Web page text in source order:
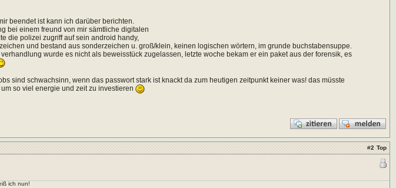
beendet ist kann ich darüber berichten.
bei einem freund von mir sämtliche digitalen
die polizei zugriff auf sein android handy,
und bestand aus sonderzeichen u. groß/klein, keinen logischen wörtern, im grunde buchstabensuppe.
wurde es nicht als beweisstück zugelassen, letzte woche bekam er ein paket aus der forensik, es
sind schwachsinn, wenn das passwort stark ist knackt da zum heutigen zeitpunkt keiner was! das müsste
so viel energie und zeit zu investieren
#2 Top
ich nun!